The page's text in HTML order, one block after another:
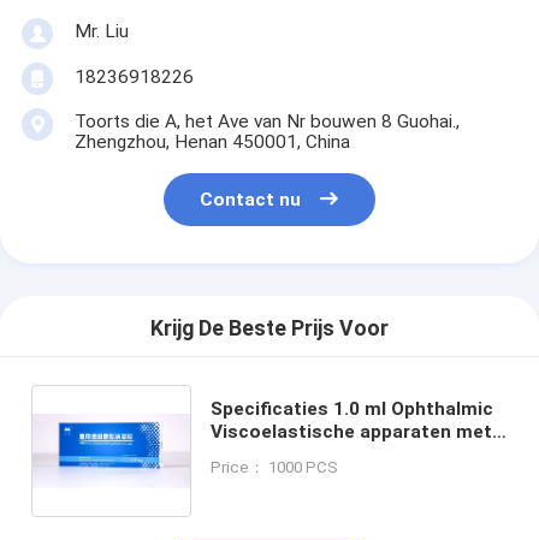
Mr. Liu
18236918226
Toorts die A, het Ave van Nr bouwen 8 Guohai.,
Zhengzhou, Henan 450001, China
Contact nu
Krijg De Beste Prijs Voor
Specificaties 1.0 ml Ophthalmic
Viscoelastische apparaten met
Ph-waarde 6.8-7.5 Ideaal voor
Price： 1000 PCS